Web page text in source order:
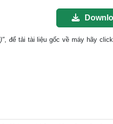
, để tải tài liệu gốc về máy hãy